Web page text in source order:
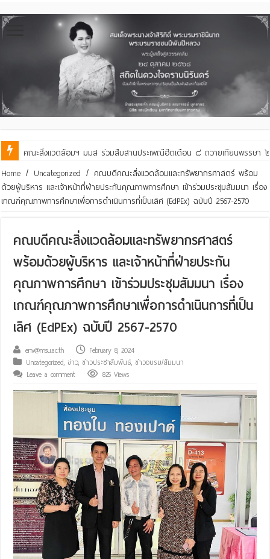
คณะสิ่งแวดล้อมฯ มมส ร่วมสืบสานประเพณีฮีตเดือน ๘ ถวายเทียนพรรษา ๒
Home / Uncategorized / คณบดีคณะสิ่งแวดล้อมและทรัพยากรศาสตร์ พร้อม
ด้วยผู้บริหาร และเจ้าหน้าที่ฝ่ายประกันคุณภาพการศึกษา เข้าร่วมประชุมสัมมนา เรื่อง
เกณฑ์คุณภาพการศึกษาเพื่อการดำเนินการที่เป็นเลิศ (EdPEx) ฉบับปี 2567-2570
คณบดีคณะสิ่งแวดล้อมและทรัพยากรศาสตร์
พร้อมด้วยผู้บริหาร และเจ้าหน้าที่ฝ่ายประกัน
คุณภาพการศึกษา เข้าร่วมประชุมสัมมนา เรื่อง
เกณฑ์คุณภาพการศึกษาเพื่อการดำเนินการที่เป็น
เลิศ (EdPEx) ฉบับปี 2567-2570
env@msu.ac.th
February 8, 2024
Uncategorized,ข่าว,ข่าวประชาสัมพันธ์,ข่าวอบรม/สัมมนา
Leave a comment
825 Views